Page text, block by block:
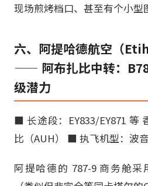
现场煎烤档口、甚至有个小型
六、阿提哈德航空（
—— 阿布扎比中转：
级潜力
■ 长途段：EY833/EY871 等
比（AUH） ■ 执飞机型：波
阿提哈德的 787-9 商务舱采